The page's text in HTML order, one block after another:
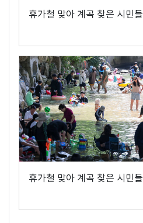
휴가철 맞아 계곡 찾은 시민들
휴가철 맞아 계곡 찾은 시민들